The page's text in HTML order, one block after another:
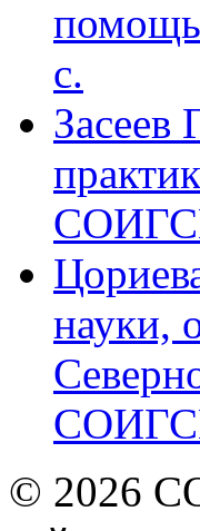
с.
Засеев
науки,
© 2026